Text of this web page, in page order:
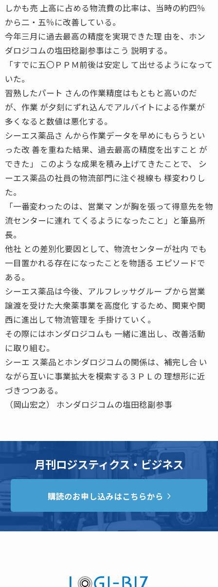
しかも売 上高に占める物流費の比率は、当時の約四％
から二・五％に改善している。
今年三月に過去最高の精度を実現できた理 由を、ホン
ダロジコムの塩田稔副参事はこう 説明する。
「すでに五〇ＰＰＭ前後は安定し て出せるようになって
いた。
習熟したパート さんの作業精度はもともと高いのだ
が、作業 が夕刻にずれ込んでアルバイトによる作業が
多くなると数値は悪化する。
シーエス薬品さ んから作業データを早めにもらうとい
った改 善を重ねた結果、過去最高の精度を出すこと が
できた」 このような成果を積み上げてきたことで、 シ
ーエス薬品の社員の物流部門に注ぐ視線も 様変わりし
た。
「一番変わったのは、営業マ ンが胸を張って得意先を物
流センターに連れ てくるようになったこと」と筆島所
長。
他社 との差別化要因として、物流センターが社内 でも
一目置かれる存在になったことを物語る エピソードで
ある。
シーエス薬品は今後、アルフレッサグルー プから営業
譲渡を受けた大衆薬事業を高度化 するため、関東や関
西に進出して物流管理を 手掛けていく。
その際にはホンダロジコムも 一緒に進出し、改善活動
に取り組む。
シーエ ス薬品とホンダロジコムの関係は、補完し合 い
ながら互いに事業拡大を模索する３ＰＬの 理想形に近
づきつつある。
（岡山宏之） ホンダロジコムの塩田稔副参事
月刊ロジスティクス・ビジネス
購読のお申し込みはこちらから